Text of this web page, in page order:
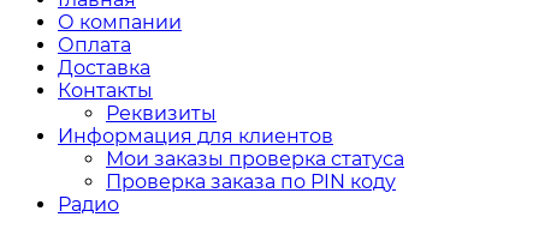
О компании
Оплата
Доставка
Контакты
Реквизиты
Информация для клиентов
Мои заказы проверка статуса
Проверка заказа по PIN коду
Радио